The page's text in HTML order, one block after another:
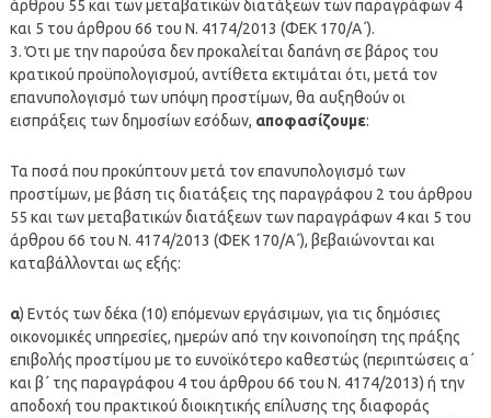
άρθρου 55 και των μεταβατικών διατάξεων των παραγράφων 4
και 5 του άρθρου 66 του Ν. 4174/2013 (ΦΕΚ 170/Α΄).
3. Ότι με την παρούσα δεν προκαλείται δαπάνη σε βάρος του
κρατικού προϋπολογισμού, αντίθετα εκτιμάται ότι, μετά τον
επανυπολογισμό των υπόψη προστίμων, θα αυξηθούν οι
εισπράξεις των δημοσίων εσόδων, αποφασίζουμε:
Τα ποσά που προκύπτουν μετά τον επανυπολογισμό των
προστίμων, με βάση τις διατάξεις της παραγράφου 2 του άρθρου
55 και των μεταβατικών διατάξεων των παραγράφων 4 και 5 του
άρθρου 66 του Ν. 4174/2013 (ΦΕΚ 170/Α΄), βεβαιώνονται και
καταβάλλονται ως εξής:
α) Εντός των δέκα (10) επόμενων εργάσιμων, για τις δημόσιες
οικονομικές υπηρεσίες, ημερών από την κοινοποίηση της πράξης
επιβολής προστίμου με το ευνοϊκότερο καθεστώς (περιπτώσεις α΄
και β΄ της παραγράφου 4 του άρθρου 66 του Ν. 4174/2013) ή την
αποδοχή του πρακτικού διοικητικής επίλυσης της διαφοράς